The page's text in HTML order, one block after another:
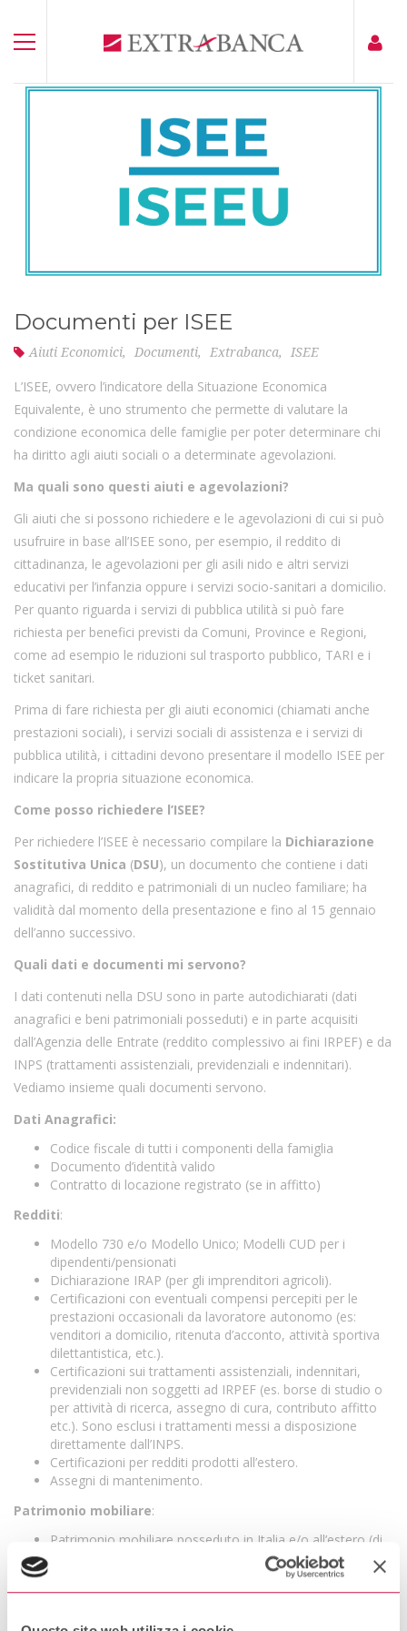
Documenti per ISEE
Aiuti Economici, Documenti, Extrabanca, ISEE
L’ISEE, ovvero l’indicatore della Situazione Economica
Equivalente, è uno strumento che permette di valutare la
condizione economica delle famiglie per poter determinare chi
ha diritto agli aiuti sociali o a determinate agevolazioni.
Ma quali sono questi aiuti e agevolazioni?
Gli aiuti che si possono richiedere e le agevolazioni di cui si può
usufruire in base all’ISEE sono, per esempio, il reddito di
cittadinanza, le agevolazioni per gli asili nido e altri servizi
educativi per l’infanzia oppure i servizi socio-sanitari a domicilio.
Per quanto riguarda i servizi di pubblica utilità si può fare
richiesta per benefici previsti da Comuni, Province e Regioni,
come ad esempio le riduzioni sul trasporto pubblico, TARI e i
ticket sanitari.
Prima di fare richiesta per gli aiuti economici (chiamati anche
prestazioni sociali), i servizi sociali di assistenza e i servizi di
pubblica utilità, i cittadini devono presentare il modello ISEE per
indicare la propria situazione economica.
Come posso richiedere l’ISEE?
Per richiedere l’ISEE è necessario compilare la Dichiarazione
Sostitutiva Unica (DSU), un documento che contiene i dati
anagrafici, di reddito e patrimoniali di un nucleo familiare; ha
validità dal momento della presentazione e fino al 15 gennaio
dell’anno successivo.
Quali dati e documenti mi servono?
I dati contenuti nella DSU sono in parte autodichiarati (dati
anagrafici e beni patrimoniali posseduti) e in parte acquisiti
dall’Agenzia delle Entrate (reddito complessivo ai fini IRPEF) e da
INPS (trattamenti assistenziali, previdenziali e indennitari).
Vediamo insieme quali documenti servono.
Dati Anagrafici:
Codice fiscale di tutti i componenti della famiglia
Documento d’identità valido
Contratto di locazione registrato (se in affitto)
Redditi:
Modello 730 e/o Modello Unico; Modelli CUD per i
dipendenti/pensionati
Dichiarazione IRAP (per gli imprenditori agricoli).
Certificazioni con eventuali compensi percepiti per le
prestazioni occasionali da lavoratore autonomo (es:
venditori a domicilio, ritenuta d’acconto, attività sportiva
dilettantistica, etc.).
Certificazioni sui trattamenti assistenziali, indennitari,
previdenziali non soggetti ad IRPEF (es. borse di studio o
per attività di ricerca, assegno di cura, contributo affitto
etc.). Sono esclusi i trattamenti messi a disposizione
direttamente dall’INPS.
Certificazioni per redditi prodotti all’estero.
Assegni di mantenimento.
Patrimonio mobiliare:
Patrimonio mobiliare posseduto in Italia e/o all’estero (di
Depositi, c/c bancari e postali, libretti, carte prepagate con
iban: saldo e giacenza media annua da richiedere alla